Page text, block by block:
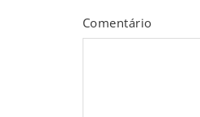
Comentário